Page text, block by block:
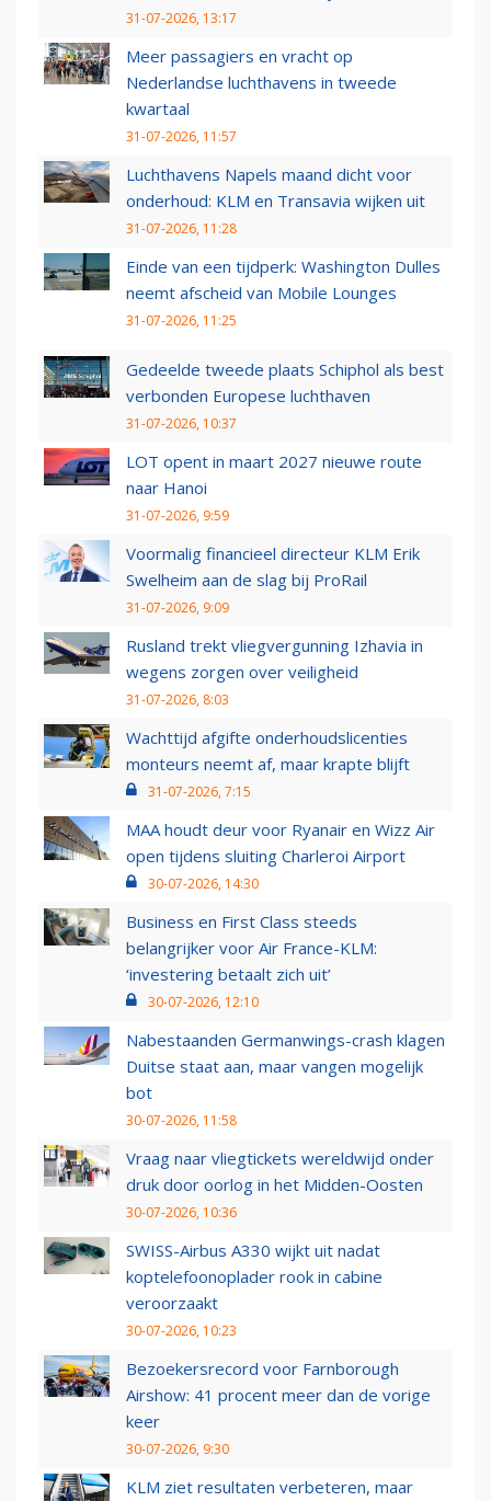
31-07-2026, 13:17
Meer passagiers en vracht op
Nederlandse luchthavens in tweede
kwartaal
31-07-2026, 11:57
Luchthavens Napels maand dicht voor
onderhoud: KLM en Transavia wijken uit
31-07-2026, 11:28
Einde van een tijdperk: Washington Dulles
neemt afscheid van Mobile Lounges
31-07-2026, 11:25
Gedeelde tweede plaats Schiphol als best
verbonden Europese luchthaven
31-07-2026, 10:37
LOT opent in maart 2027 nieuwe route
naar Hanoi
31-07-2026, 9:59
Voormalig financieel directeur KLM Erik
Swelheim aan de slag bij ProRail
31-07-2026, 9:09
Rusland trekt vliegvergunning Izhavia in
wegens zorgen over veiligheid
31-07-2026, 8:03
Wachttijd afgifte onderhoudslicenties
monteurs neemt af, maar krapte blijft
31-07-2026, 7:15
MAA houdt deur voor Ryanair en Wizz Air
open tijdens sluiting Charleroi Airport
30-07-2026, 14:30
Business en First Class steeds
belangrijker voor Air France-KLM:
‘investering betaalt zich uit’
30-07-2026, 12:10
Nabestaanden Germanwings-crash klagen
Duitse staat aan, maar vangen mogelijk
bot
30-07-2026, 11:58
Vraag naar vliegtickets wereldwijd onder
druk door oorlog in het Midden-Oosten
30-07-2026, 10:36
SWISS-Airbus A330 wijkt uit nadat
koptelefoonoplader rook in cabine
veroorzaakt
30-07-2026, 10:23
Bezoekersrecord voor Farnborough
Airshow: 41 procent meer dan de vorige
keer
30-07-2026, 9:30
KLM ziet resultaten verbeteren, maar